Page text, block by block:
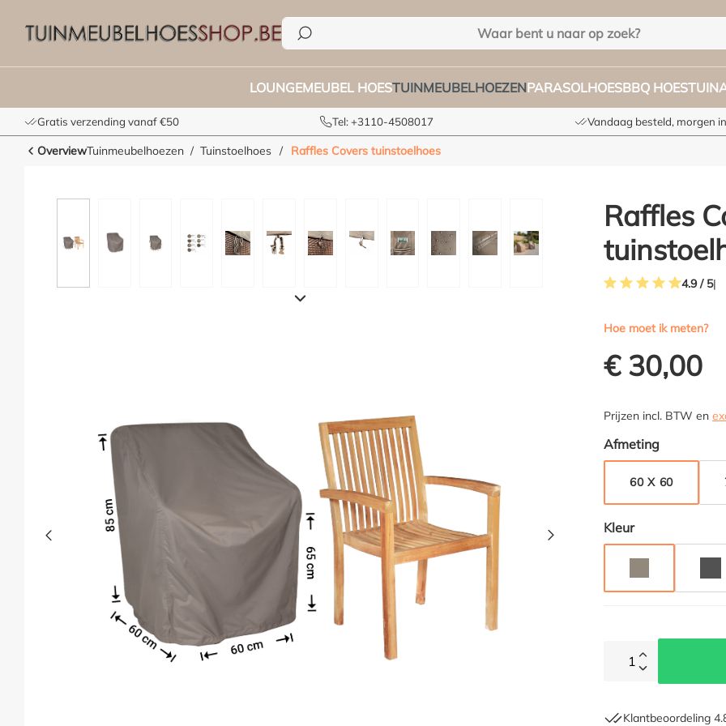
LOUNGEMEUBEL HOESTUINMEUBELHOEZENPARASOLHOESBBQ HOES
Gratis verzending vanaf €50 Tel: +3110-4508017 Vandaag besteld, morgen
OverviewTuinmeubelhoezen Tuinstoelhoes / Raffles Covers tuinstoelhoes
Raffles
4.9 / 5
Hoe moet ik meten?
€ 30,00
Prijzen incl. BTW en
Selecteer
Afmeting
60 X 60
Selecteer
Kleur
1
Klantbeoordeling